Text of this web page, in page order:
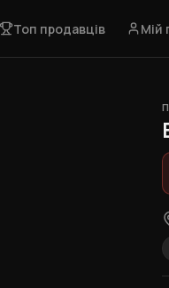
Топ продавців Мій